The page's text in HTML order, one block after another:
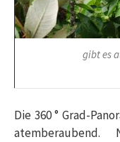
gibt es
Die 360 ° Grad-